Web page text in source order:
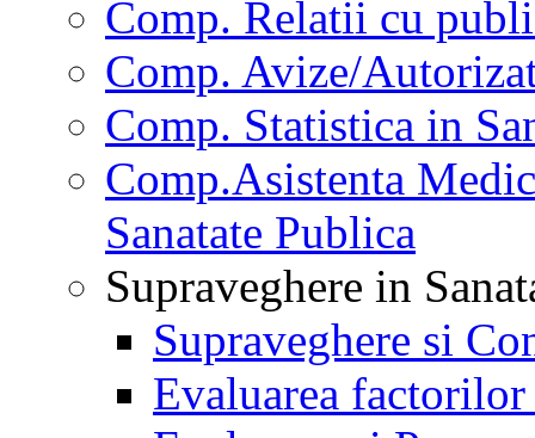
Comp. Relatii cu
Comp. Avize/
Comp. Statistica in
Comp.Asistenta
Sanatate Publica
Supraveghere in
Supraveghere si
Evaluarea